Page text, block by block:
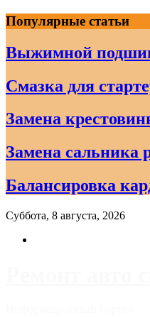
Skip
to
content
Популярные статьи
Выжимной
Смазка для
Замена
Замена сальника
Балансировка
Суббота, 8 августа, 2026